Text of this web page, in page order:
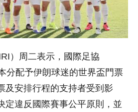
）周二表示，國際足協
分配予伊朗球迷的世界盃門票
及安排行程的支持者受到影
定違反國際賽事公平原則，並